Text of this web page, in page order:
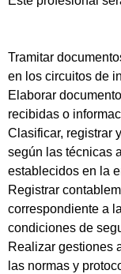
Tramitar
en los circuitos de
Elaborar
recibidas o
Clasificar, registrar
según las técnicas
establecidos en la
Registrar
correspondiente a
condiciones de
Realizar gestiones
las normas y